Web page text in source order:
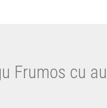
Frumos cu